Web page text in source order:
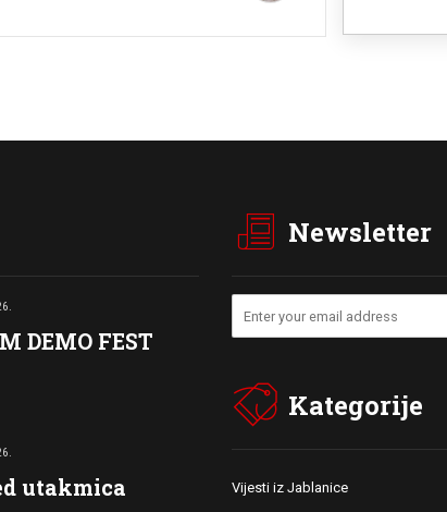
DEMO FEST
utakmica
Newsletter
Kategorije
Vijesti iz Jablanice